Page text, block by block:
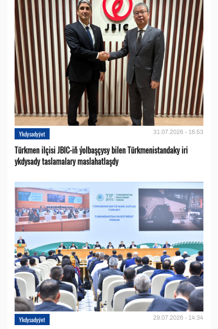
Ykdysadyýet 31.07.2026 - 16:53
Türkmen ilçisi JBIC-iň ýolbaşçysy bilen Türkmenistandaky iri
ykdysady taslamalary maslahatlaşdy
Ykdysadyýet 29.07.2026 - 14:34